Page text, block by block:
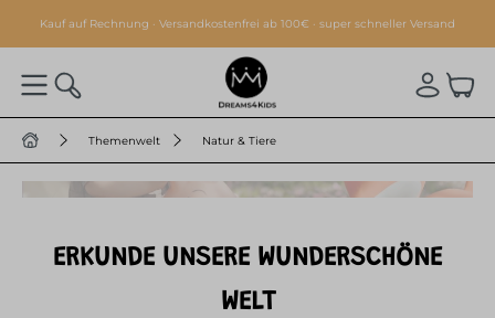
springen
Kauf auf Rechnung · Versandkostenfrei ab 100€ · super schneller Versand
Themenwelt Natur & Tiere
THEMENWELT
ERKUNDE UNSERE WUNDERSCHÖNE
WELT